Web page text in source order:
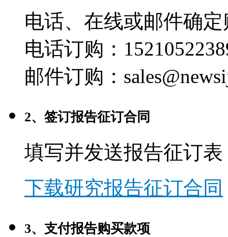
电话、在线或邮件确
电话订购：
邮件订购：
2、签订报告征订合同
填写并发送报告征订表
下载研究报告征订合同
3、支付报告购买款项